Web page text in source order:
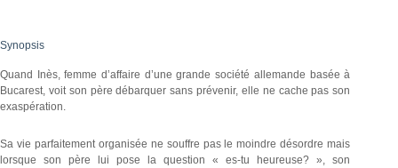
Synopsis
Quand Inès, femme d’affaire d’une grande société allemande basée à
Bucarest, voit son père débarquer sans prévenir, elle ne cache pas son
exaspération.
Sa vie parfaitement organisée ne souffre pas le moindre désordre mais
lorsque son père lui pose la question « es-tu heureuse? », son